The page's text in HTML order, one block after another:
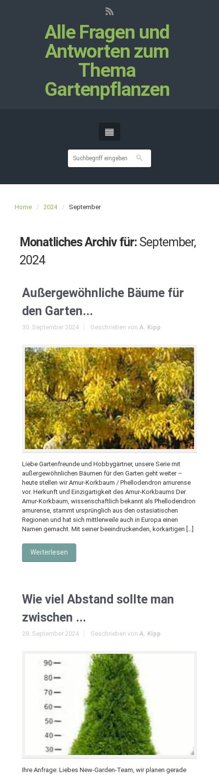
Alle Fragen und
Antworten zum
Thema
Gartenpflanzen
Home 2024 September
Monatliches Archiv für: September,
2024
Außergewöhnliche Bäume für
den Garten...
30. September 2024 Geschrieben von A. Kipp
Liebe Gartenfreunde und Hobbygärtner, unsere Serie mit
außergewöhnlichen Bäumen für den Garten geht weiter –
heute stellen wir Amur-Korkbaum / Phellodendron amurense
vor. Herkunft und Einzigartigkeit des Amur-Korkbaums Der
Amur-Korkbaum, wissenschaftlich bekannt als Phellodendron
amurense, stammt ursprünglich aus den ostasiatischen
Regionen und hat sich mittlerweile auch in Europa einen
Namen gemacht. Mit seiner beeindruckenden, korkartigen […]
Weiterlesen
Wie viel Abstand sollte man
zwischen ...
28. September 2024 Geschrieben von A. Kipp
Ihre Anfrage: Liebes New-Garden-Team, wir planen gerade